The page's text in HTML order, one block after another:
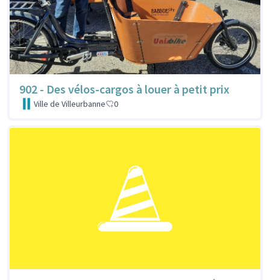
902 - Des vélos-cargos à louer à petit prix
Ville de Villeurbanne 0